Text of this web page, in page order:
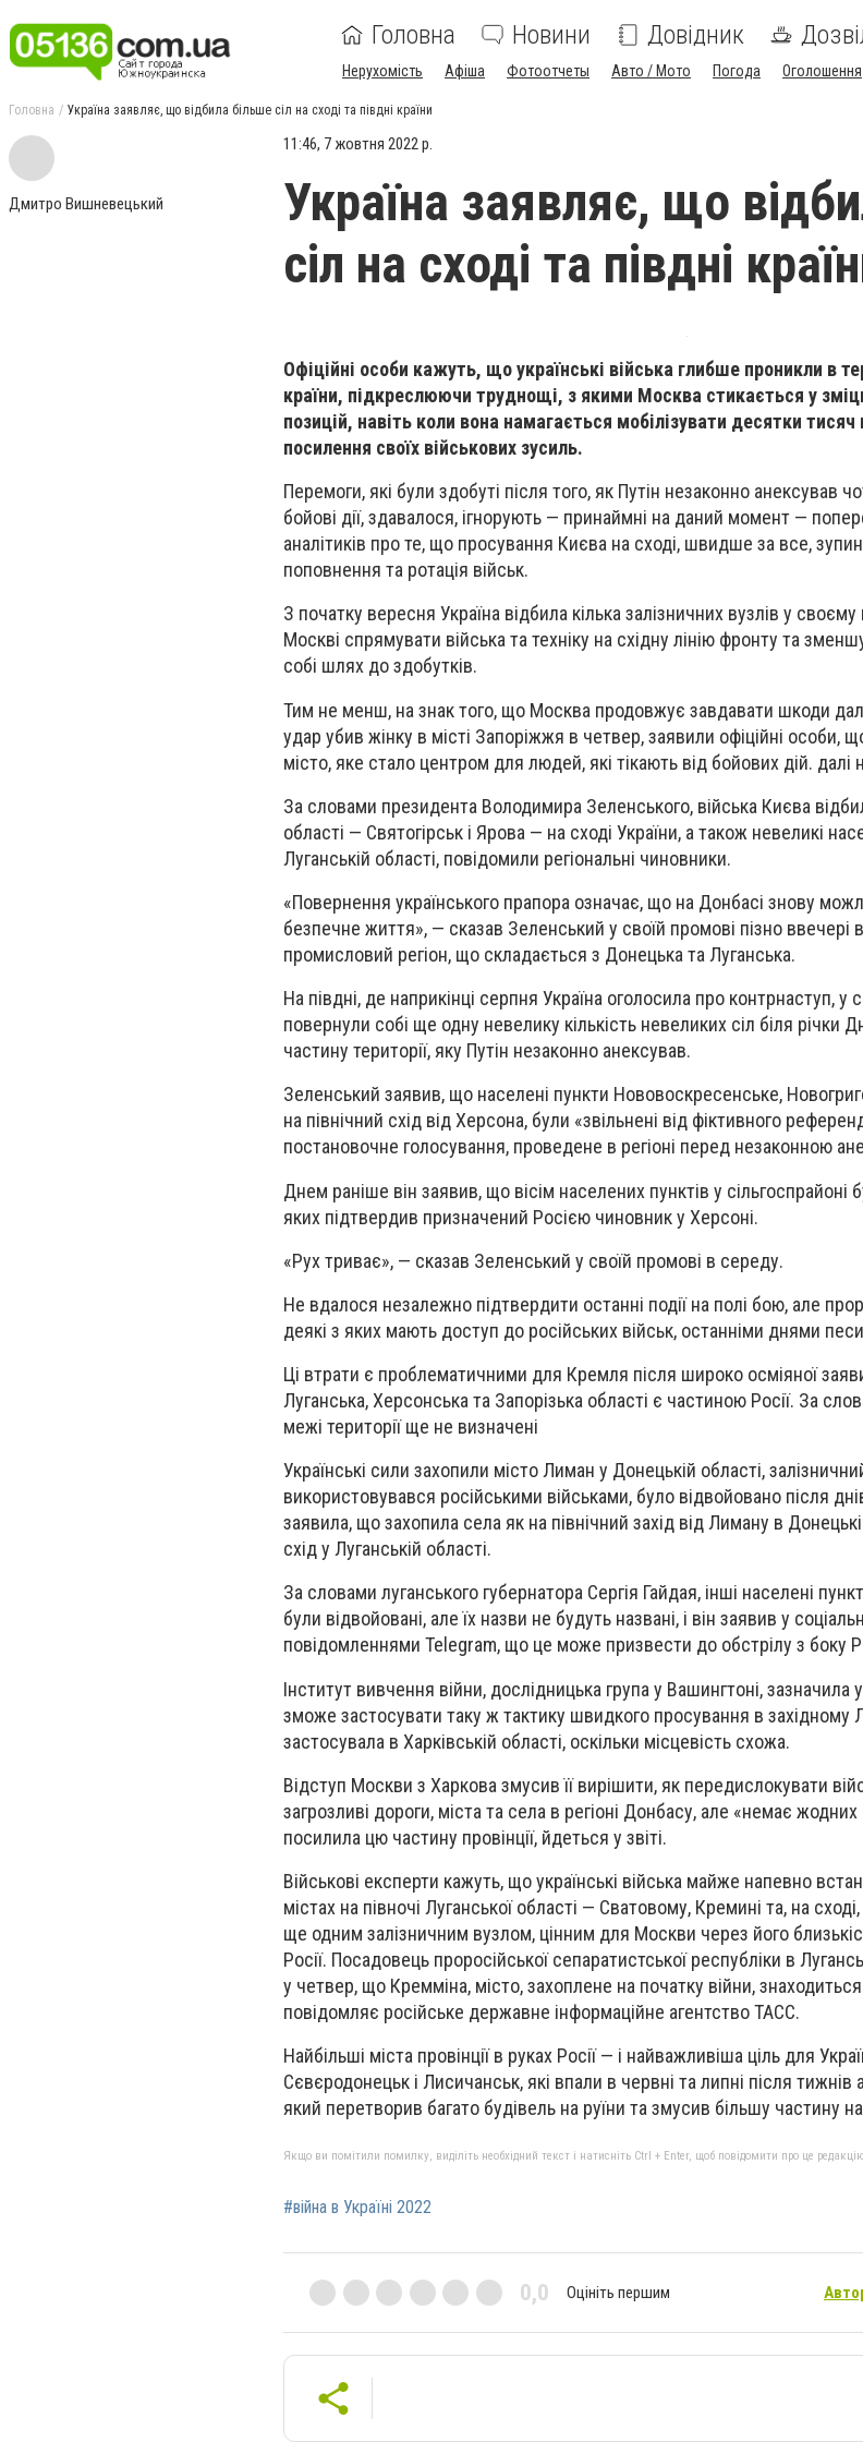
Головна Новини Довідник
Нерухомість Афіша Фотоотчеты Авто / Мото Погода Оголошення
Головна Україна заявляє, що відбила більше сіл на сході та півдні країни
Дмитро Вишневецький
11:46, 7 жовтня 2022 р.
Україна заявляє, що
сіл на сході та півдні
Офіційні особи кажуть, що українські війська глибше проникли в
країни, підкреслюючи труднощі, з якими Москва стикається у
позицій, навіть коли вона намагається мобілізувати десятки тисяч
посилення своїх військових зусиль.
Перемоги, які були здобуті після того, як Путін незаконно анексував
бойові дії, здавалося, ігнорують — принаймні на даний момент —
аналітиків про те, що просування Києва на сході, швидше за все,
поповнення та ротація військ.
З початку вересня Україна відбила кілька залізничних вузлів у
Москві спрямувати війська та техніку на східну лінію фронту та
собі шлях до здобутків.
Тим не менш, на знак того, що Москва продовжує завдавати шкоди
удар убив жінку в місті Запоріжжя в четвер, заявили офіційні особи,
місто, яке стало центром для людей, які тікають від бойових дій. далі
За словами президента Володимира Зеленського, війська Києва
області — Святогірськ і Ярова — на сході України, а також невеликі
Луганській області, повідомили регіональні чиновники.
«Повернення українського прапора означає, що на Донбасі знову
безпечне життя», — сказав Зеленський у своїй промові пізно ввечері
промисловий регіон, що складається з Донецька та Луганська.
На півдні, де наприкінці серпня Україна оголосила про контрнаступ,
повернули собі ще одну невелику кількість невеликих сіл біля річки
частину території, яку Путін незаконно анексував.
Зеленський заявив, що населені пункти Нововоскресенське,
на північний схід від Херсона, були «звільнені від фіктивного
постановочне голосування, проведене в регіоні перед незаконною
Днем раніше він заявив, що вісім населених пунктів у сільгоспрайоні
яких підтвердив призначений Росією чиновник у Херсоні.
«Рух триває», — сказав Зеленський у своїй промові в середу.
Не вдалося незалежно підтвердити останні події на полі бою, але
деякі з яких мають доступ до російських військ, останніми днями
Ці втрати є проблематичними для Кремля після широко осміяної
Луганська, Херсонська та Запорізька області є частиною Росії. За
межі території ще не визначені
Українські сили захопили місто Лиман у Донецькій області,
використовувався російськими військами, було відвойовано після
заявила, що захопила села як на північний захід від Лиману в
схід у Луганській області.
За словами луганського губернатора Сергія Гайдая, інші населені
були відвойовані, але їх назви не будуть названі, і він заявив у
повідомленнями Telegram, що це може призвести до обстрілу з боку
Інститут вивчення війни, дослідницька група у Вашингтоні, зазначила
зможе застосувати таку ж тактику швидкого просування в західному
застосувала в Харківській області, оскільки місцевість схожа.
Відступ Москви з Харкова змусив її вирішити, як передислокувати
загрозливі дороги, міста та села в регіоні Донбасу, але «немає
посилила цю частину провінції, йдеться у звіті.
Військові експерти кажуть, що українські війська майже напевно
містах на півночі Луганської області — Сватовому, Кремині та, на
ще одним залізничним вузлом, цінним для Москви через його
Росії. Посадовець проросійської сепаратистської республіки в
у четвер, що Кремміна, місто, захоплене на початку війни, знаходиться
повідомляє російське державне інформаційне агентство ТАСС.
Найбільші міста провінції в руках Росії — і найважливіша ціль для
Сєвєродонецьк і Лисичанськ, які впали в червні та липні після тижнів
який перетворив багато будівель на руїни та змусив більшу частину
Якщо ви помітили помилку, виділіть необхідний текст і натисніть Ctrl + Enter, щоб повідомити про це
#війна в Україні 2022
0,0 Оцініть першим